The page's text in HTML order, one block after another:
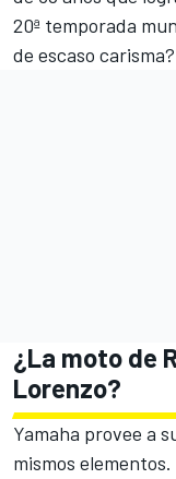
20ª temporada
de escaso
¿La moto de
Lorenzo?
Yamaha provee a
mismos